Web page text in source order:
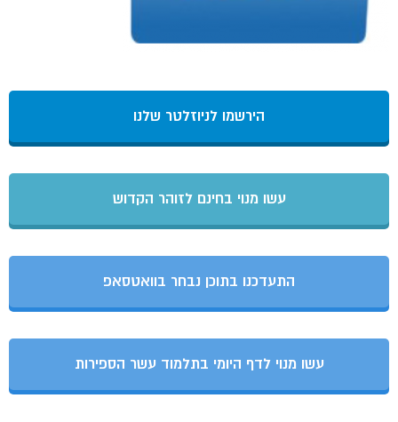
הירשמו לניוזלטר שלנו
עשו מנוי בחינם לזוהר הקדוש
התעדכנו בתוכן נבחר בוואטסאפ
עשו מנוי לדף היומי בתלמוד עשר הספירות